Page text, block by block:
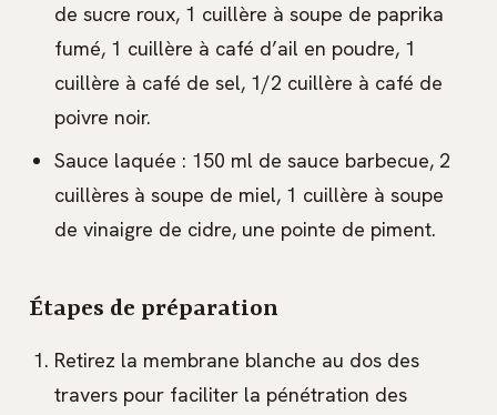
de sucre roux, 1 cuillère à soupe de paprika
fumé, 1 cuillère à café d’ail en poudre, 1
cuillère à café de sel, 1/2 cuillère à café de
poivre noir.
Sauce laquée : 150 ml de sauce barbecue, 2
cuillères à soupe de miel, 1 cuillère à soupe
de vinaigre de cidre, une pointe de piment.
Étapes de préparation
Retirez la membrane blanche au dos des
travers pour faciliter la pénétration des